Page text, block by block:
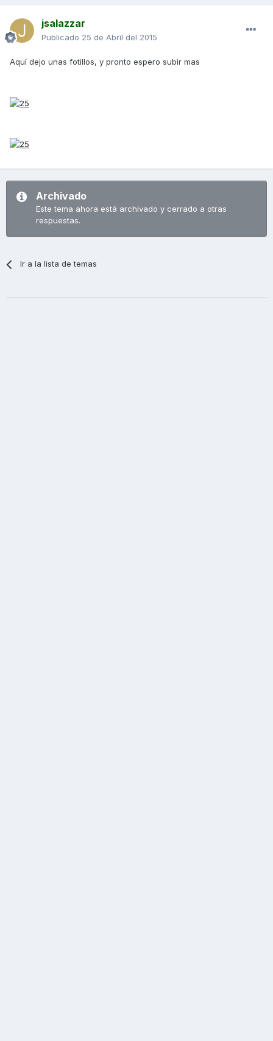
jsalazzar
Publicado 25 de Abril del 2015
Aquí dejo unas fotillos, y pronto espero subir mas
Archivado
Este tema ahora está archivado y cerrado a otras
respuestas.
Ir a la lista de temas